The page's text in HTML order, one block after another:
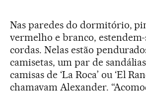
Nas paredes do dormitório,
vermelho e branco,
cordas. Nelas estão
camisetas, um par de
camisas de ‘La Roca’ ou ‘El
chamavam Alexander.